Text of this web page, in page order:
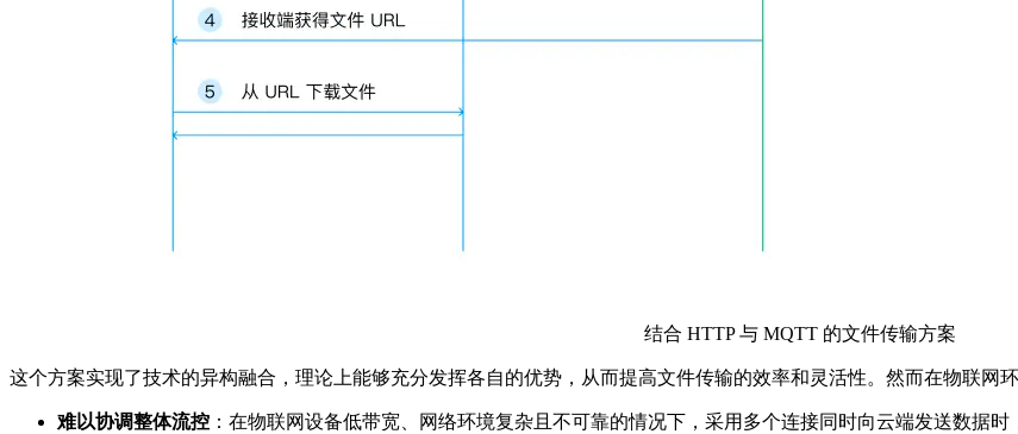
结合 HTTP 与 MQTT 的文件传输方案
这个方案实现了技术的异构融合，理论上能够充分发挥各自的优势，从而提高文件传输的效率和灵活性。然而在物联网
难以协调整体流控 ：在物联网设备低带宽、网络环境复杂且不可靠的情况下，采用多个连接同时向云端发送数据